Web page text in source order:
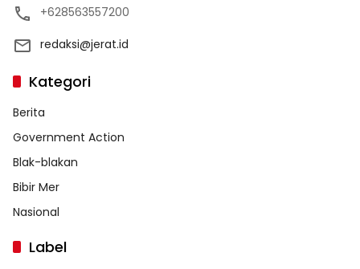
+628563557200
redaksi@jerat.id
Kategori
Berita
Government Action
Blak-blakan
Bibir Mer
Nasional
Label